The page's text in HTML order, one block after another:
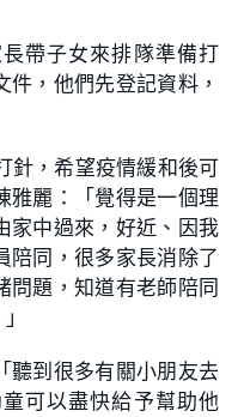
帶子女來排隊準備打
，他們先登記資料，
針，希望疫情緩和後可
雅麗：「覺得是一個理
家中過來，好近、因我
陪同，很多家長消除了
問題，知道有老師陪同
聽到很多有關小朋友去
可以盡快給予幫助他